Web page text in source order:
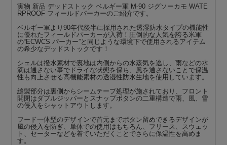
実物 新品 デッドストック ベルギー軍 M-90 ジグソーカモ WATE
RPROOF フィールドパーカーのご紹介です。
ベルギー軍より90年代後半に採用された透湿防水タイプの機能性
に優れたフィールドパーカーが入荷！圧倒的な人気を誇る米軍
の“ECWCS パーカー”と同じような環境下で使用されるアイテム
の希少なデッドストックです！
シェルは撥水素材で裏地は内側からの水蒸気を逃し、雨などの水
滴は通さない事でドライな状態を保ち、風を通さないことで保温
性も向上させる高機能素材の透湿性防水生地を使用しています。
縫製部分は裏側からシームテープ処理が施されており、フロント
開閉はダブルジッパーとスナップボタンの二重構造で雨、風、雪
の侵入をシャットアウトします。
フード一体型のデザインで首元までボタン留めできるデザインが
風の侵入を防ぎ、単体での使用はもちろん、フリース、スウェッ
ト、セーターなどを着ていただくことでさらに保温性を高めま
す。